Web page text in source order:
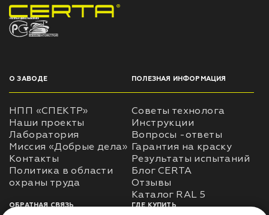
НПП «СПЕКТР» ЗАВОД ЛАКОКРАСОЧНЫХ МАТЕРИАЛОВ
О ЗАВОДЕ
НПП «СПЕКТР»
Наши проекты
Лаборатория
Миссия «Добрые дела»
Контакты
Политика в области
ПОЛЕЗНАЯ ИНФОРМАЦИЯ
Советы технолога
Инструкции
Вопросы -ответы
Гарантия на краску
Результаты испытаний
Блог CERTA
Отзывы
Каталог RAL 5
ОБРАТНАЯ СВЯЗЬ ГДЕ КУПИТЬ